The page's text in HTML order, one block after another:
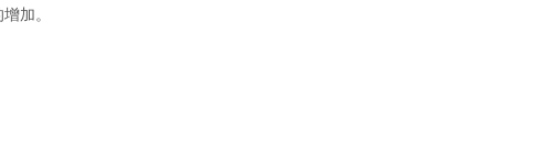
加。